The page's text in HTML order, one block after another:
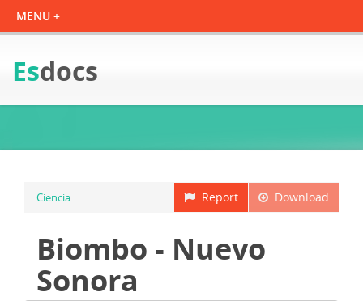
Esdocs
Download
Report
Ciencia
Biombo - Nuevo
Sonora